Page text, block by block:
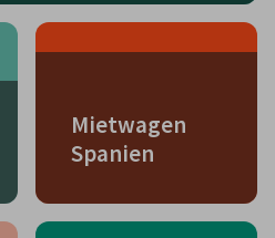
Mietwagen
Spanien